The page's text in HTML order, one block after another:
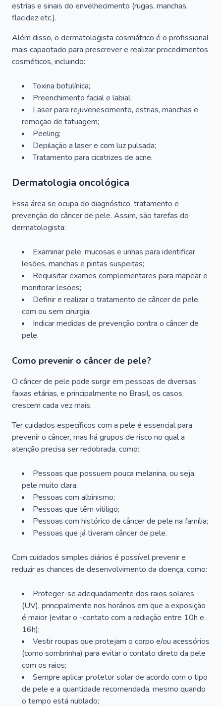
estrias e sinais do envelhecimento (rugas, manchas,
flacidez etc.).
Além disso, o dermatologista cosmiátrico é o profissional
mais capacitado para prescrever e realizar procedimentos
cosméticos, incluindo:
Toxina botulínica;
Preenchimento facial e labial;
Laser para rejuvenescimento, estrias, manchas e
remoção de tatuagem;
Peeling;
Depilação a laser e com luz pulsada;
Tratamento para cicatrizes de acne.
Dermatologia oncológica
Essa área se ocupa do diagnóstico, tratamento e
prevenção do câncer de pele. Assim, são tarefas do
dermatologista:
Examinar pele, mucosas e unhas para identificar
lesões, manchas e pintas suspeitas;
Requisitar exames complementares para mapear e
monitorar lesões;
Definir e realizar o tratamento de câncer de pele,
com ou sem cirurgia;
Indicar medidas de prevenção contra o câncer de
pele.
Como prevenir o câncer de pele?
O câncer de pele pode surgir em pessoas de diversas
faixas etárias, e principalmente no Brasil, os casos
crescem cada vez mais.
Ter cuidados específicos com a pele é essencial para
prevenir o câncer, mas há grupos de risco no qual a
atenção precisa ser redobrada, como:
Pessoas que possuem pouca melanina, ou seja,
pele muito clara;
Pessoas com albinismo;
Pessoas que têm vitiligo;
Pessoas com histórico de câncer de pele na família;
Pessoas que já tiveram câncer de pele.
Com cuidados simples diários é possível prevenir e
reduzir as chances de desenvolvimento da doença, como:
Proteger-se adequadamente dos raios solares
(UV), principalmente nos horários em que a exposição
é maior (evitar o -contato com a radiação entre 10h e
16h);
Vestir roupas que protejam o corpo e/ou acessórios
(como sombrinha) para evitar o contato direto da pele
com os raios;
Sempre aplicar protetor solar de acordo com o tipo
de pele e a quantidade recomendada, mesmo quando
o tempo está nublado;